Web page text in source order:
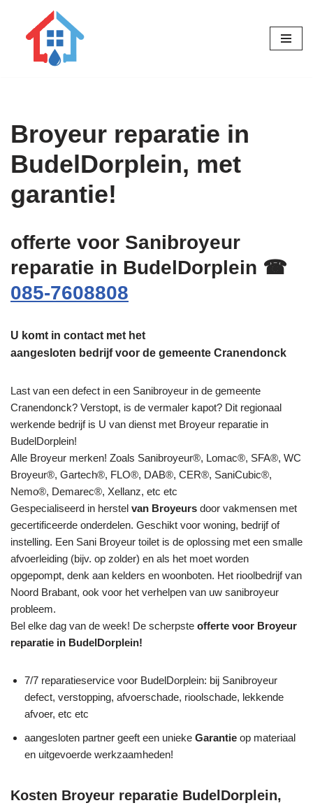
Broyeur reparatie in
BudelDorplein, met
garantie!
offerte voor Sanibroyeur
reparatie in BudelDorplein ☎
085-7608808
U komt in contact met het
aangesloten bedrijf voor de gemeente Cranendonck
Last van een defect in een Sanibroyeur in de gemeente
Cranendonck? Verstopt, is de vermaler kapot? Dit regionaal
werkende bedrijf is U van dienst met Broyeur reparatie in
BudelDorplein!
Alle Broyeur merken! Zoals Sanibroyeur®, Lomac®, SFA®, WC
Broyeur®, Gartech®, FLO®, DAB®, CER®, SaniCubic®,
Nemo®, Demarec®, Xellanz, etc etc
Gespecialiseerd in herstel van Broyeurs door vakmensen met
gecertificeerde onderdelen. Geschikt voor woning, bedrijf of
instelling. Een Sani Broyeur toilet is de oplossing met een smalle
afvoerleiding (bijv. op zolder) en als het moet worden
opgepompt, denk aan kelders en woonboten. Het rioolbedrijf van
Noord Brabant, ook voor het verhelpen van uw sanibroyeur
probleem.
Bel elke dag van de week! De scherpste offerte voor Broyeur
reparatie in BudelDorplein!
7/7 reparatieservice voor BudelDorplein: bij Sanibroyeur
defect, verstopping, afvoerschade, rioolschade, lekkende
afvoer, etc etc
aangesloten partner geeft een unieke Garantie op materiaal
en uitgevoerde werkzaamheden!
Kosten Broyeur reparatie BudelDorplein,